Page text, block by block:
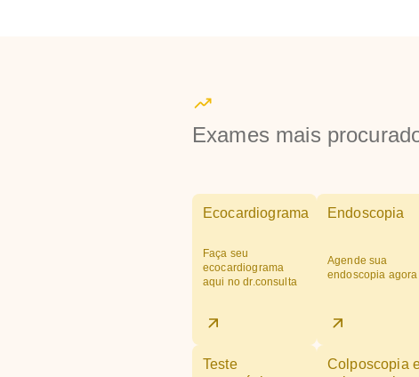
Exames mais
Ecocardiograma
Faça seu
ecocardiograma
aqui no dr.consulta
Endoscopia
Agende sua
endoscopia agora
Teste
Colposcopia